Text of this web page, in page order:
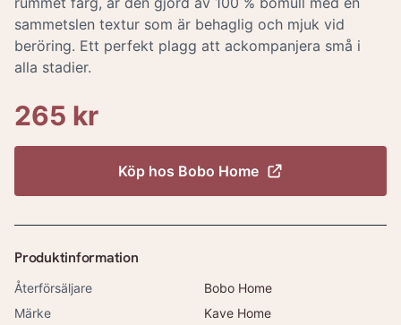
sammetslen textur som är behaglig och mjuk vid
beröring. Ett perfekt plagg att ackompanjera små i
alla stadier.
265 kr
Köp hos Bobo Home
Produktinformation
Återförsäljare
Bobo Home
Märke
Kave Home